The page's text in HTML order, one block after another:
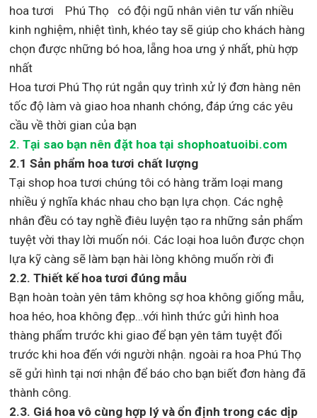
hoa tươi Phú Thọ
có đội ngũ nhân viên tư vấn nhiều
kinh nghiệm, nhiệt tình, khéo tay sẽ giúp cho khách hàng
chọn được những bó hoa, lẵng hoa ưng ý nhất, phù hợp
nhất
Hoa tươi Phú Thọ rút ngắn quy trình xử lý đơn hàng nên
tốc độ làm và giao hoa nhanh chóng, đáp ứng các yêu
cầu về thời gian của bạn
2. Tại sao bạn nên đặt hoa tại shophoatuoibi.com
2.1 Sản phẩm hoa tươi chất lượng
Tại shop hoa tươi chúng tôi có hàng trăm loại mang
nhiều ý nghĩa khác nhau cho bạn lựa chọn. Các nghệ
nhân đều có tay nghề điêu luyện tạo ra những sản phẩm
tuyệt vời thay lời muốn nói. Các loại hoa luôn được chọn
lựa kỹ càng sẽ làm bạn hài lòng không muốn rời đi
2.2. Thiết kế hoa tươi đúng mẫu
Bạn hoàn toàn yên tâm không sợ hoa không giống mẫu,
hoa héo, hoa không đẹp…với hình thức gửi hình hoa
thàng phẩm trước khi giao để bạn yên tâm tuyệt đối
trước khi hoa đến với người nhận. ngoài ra hoa Phú Thọ
sẽ gửi hình tại nơi nhận để báo cho bạn biết đơn hàng đã
thành công.
2.3. Giá hoa vô cùng hợp lý và ổn định trong các dịp